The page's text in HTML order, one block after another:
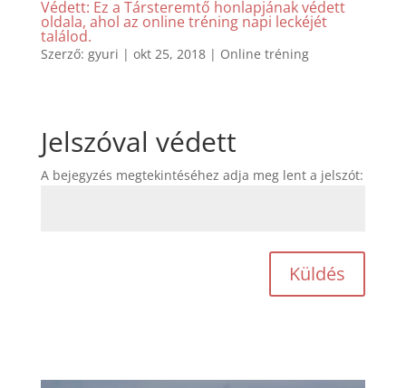
Védett: Ez a Társteremtő honlapjának védett
oldala, ahol az online tréning napi leckéjét
találod.
Szerző: gyuri | okt 25, 2018| Online tréning
Jelszóval védett
A bejegyzés megtekintéséhez adja meg lent a jelszót:
Küldés